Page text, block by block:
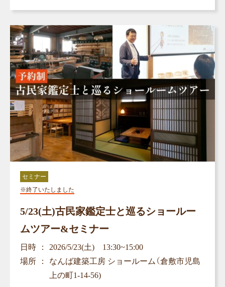
セミナー
※終了いたしました
5/23(土)古民家鑑定士と巡るショールー
ムツアー&セミナー
日時
2026/5/23(土) 13:30~15:00
場所
なんば建築工房 ショールーム（倉敷市児島
上の町1-14-56)